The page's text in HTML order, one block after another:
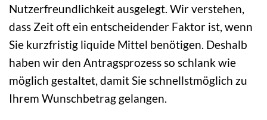
Nutzerfreundlichkeit ausgelegt. Wir verstehen,
dass Zeit oft ein entscheidender Faktor ist, wenn
Sie kurzfristig liquide Mittel benötigen. Deshalb
haben wir den Antragsprozess so schlank wie
möglich gestaltet, damit Sie schnellstmöglich zu
Ihrem Wunschbetrag gelangen.